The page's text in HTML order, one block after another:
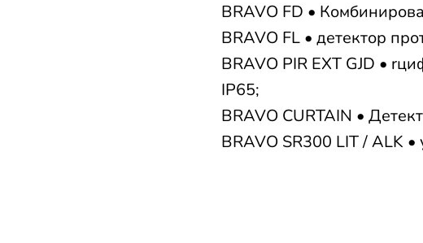
BRAVO FD •
BRAVO FL • детектор
BRAVO PIR EXT GJD •
IP65;
BRAVO CURTAIN •
BRAVO SR300 LIT / ALK